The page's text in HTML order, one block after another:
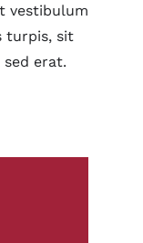
vestibulum
turpis, sit
erat.